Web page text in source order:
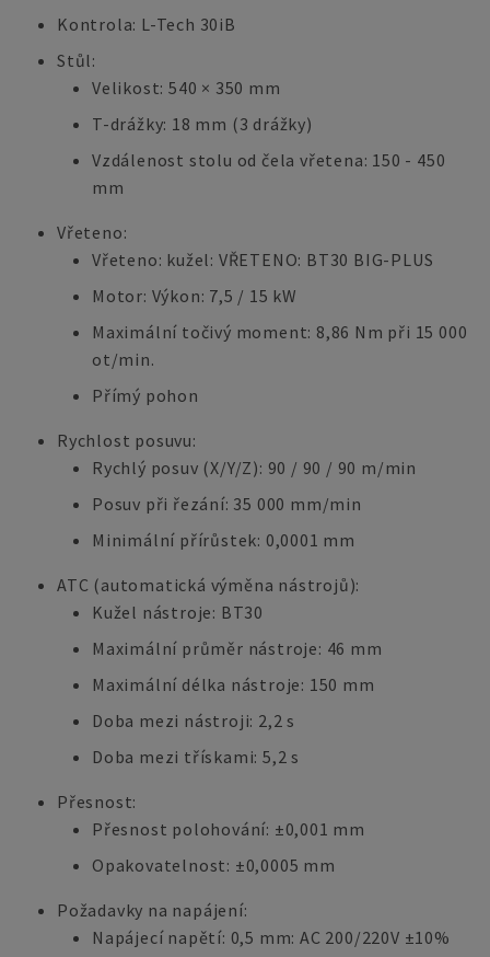
Kontrola: L-Tech 30iB
Stůl:
Velikost: 540 × 350 mm
T-drážky: 18 mm (3 drážky)
Vzdálenost stolu od čela vřetena: 150 - 450
mm
Vřeteno:
Vřeteno: kužel: VŘETENO: BT30 BIG-PLUS
Motor: Výkon: 7,5 / 15 kW
Maximální točivý moment: 8,86 Nm při 15 000
ot/min.
Přímý pohon
Rychlost posuvu:
Rychlý posuv (X/Y/Z): 90 / 90 / 90 m/min
Posuv při řezání: 35 000 mm/min
Minimální přírůstek: 0,0001 mm
ATC (automatická výměna nástrojů):
Kužel nástroje: BT30
Maximální průměr nástroje: 46 mm
Maximální délka nástroje: 150 mm
Doba mezi nástroji: 2,2 s
Doba mezi třískami: 5,2 s
Přesnost:
Přesnost polohování: ±0,001 mm
Opakovatelnost: ±0,0005 mm
Požadavky na napájení:
Napájecí napětí: 0,5 mm: AC 200/220V ±10%